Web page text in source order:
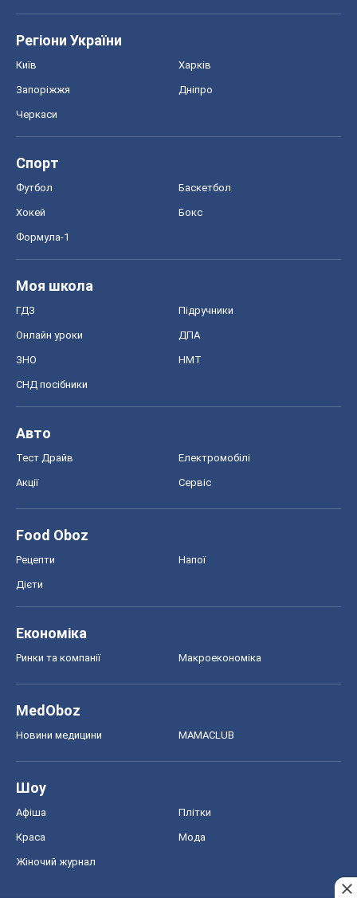
Регіони України
Київ Харків
Запоріжжя Дніпро
Черкаси
Спорт
Футбол Баскетбол
Хокей Бокс
Формула-1
Моя школа
ГДЗ Підручники
Онлайн уроки ДПА
ЗНО НМТ
СНД посібники
Авто
Тест Драйв Електромобілі
Акції Сервіс
Food Oboz
Рецепти Напої
Дієти
Економіка
Ринки та компанії Макроекономіка
MedOboz
Новини медицини MAMACLUB
Шоу
Афіша Плітки
Краса Мода
Жіночий журнал